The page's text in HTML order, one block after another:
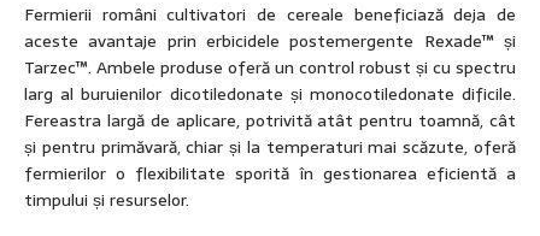
Fermierii români cultivatori de cereale beneficiază deja de
aceste avantaje prin erbicidele postemergente Rexade™ și
Tarzec™. Ambele produse oferă un control robust și cu spectru
larg al buruienilor dicotiledonate și monocotiledonate dificile.
Fereastra largă de aplicare, potrivită atât pentru toamnă, cât
și pentru primăvară, chiar și la temperaturi mai scăzute, oferă
fermierilor o flexibilitate sporită în gestionarea eficientă a
timpului și resurselor.